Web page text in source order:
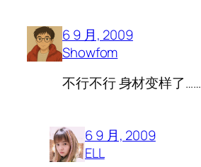
6 9 月, 2009
Showfom
不行不行 身材变样了……
6 9 月, 2009
ELL